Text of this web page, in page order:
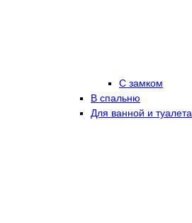
С замком
В спальню
Для ванной и туалета